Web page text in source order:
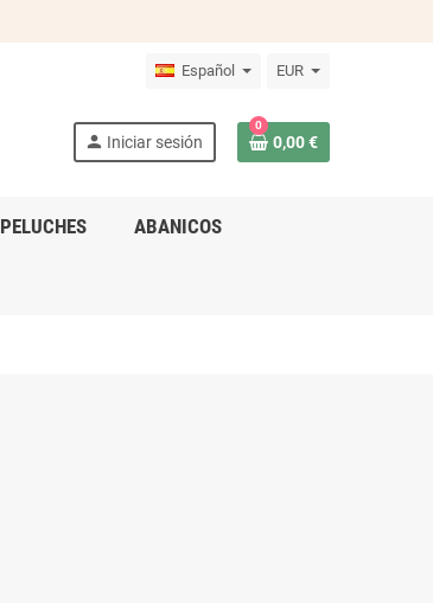
Español EUR
person Iniciar sesión
0
0,00 €
PELUCHES ABANICOS